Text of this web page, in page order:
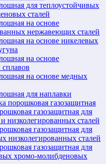
для теплоустойчивых
сталей
на основе
нержавеющих сталей
на основе никелевых
на основе
на основе медных
для наплавки
порошковая газозащитная
газозащитная для
низколегированных сталей
газозащитная для
низколегированных сталей
газозащитная для
хромо-молибденовых